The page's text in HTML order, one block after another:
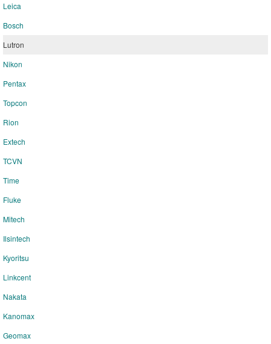
Leica
Bosch
Lutron
Nikon
Pentax
Topcon
Rion
Extech
TCVN
Time
Fluke
Mitech
Ilsintech
Kyoritsu
Linkcent
Nakata
Kanomax
Geomax